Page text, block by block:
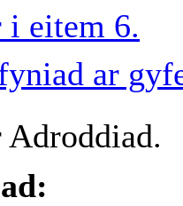
eitem 6.
ar